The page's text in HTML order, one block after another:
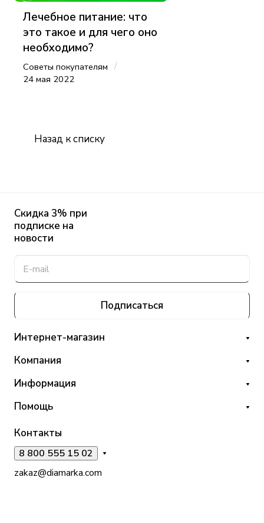
Лечебное питание: что
это такое и для чего оно
необходимо?
Советы покупателям /
24 мая 2022
Назад к списку
Скидка 3% при
подписке на
новости
Подписаться
Интернет-магазин
Компания
Информация
Помощь
Контакты
8 800 555 15 02
zakaz@diamarka.com